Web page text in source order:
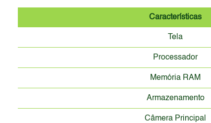
Características
Tela
Processador
Memória RAM
Armazenamento
Câmera Principal